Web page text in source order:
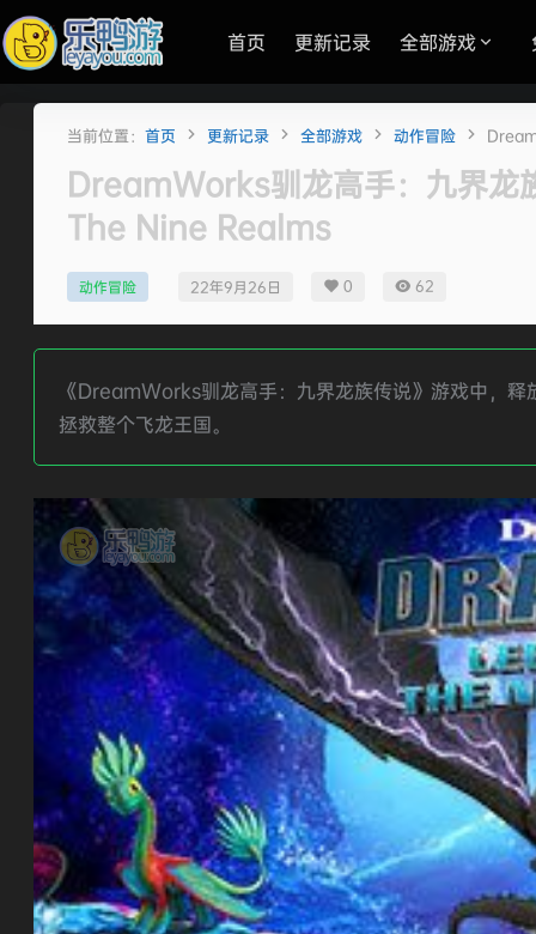
首页 更新记录 全部游戏
当前位置： 首页 更新记录 全部游戏 动作冒险
DreamWorks驯龙高手：九界
The Nine Realms
动作冒险 22年9月26日 0 62
《DreamWorks驯龙高手：九界龙族传说》游戏中，
拯救整个飞龙王国。